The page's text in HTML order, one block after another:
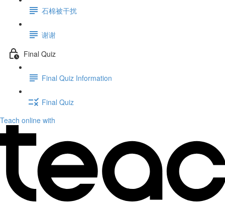
石棉被干扰
谢谢
Final Quiz
Final Quiz Information
Final Quiz
Teach online with